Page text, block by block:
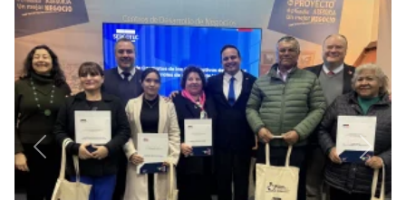
Anterior